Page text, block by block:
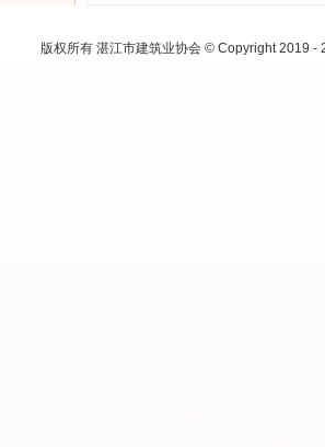
版权所有 湛江市建筑业协会 © Copyright 2019 -